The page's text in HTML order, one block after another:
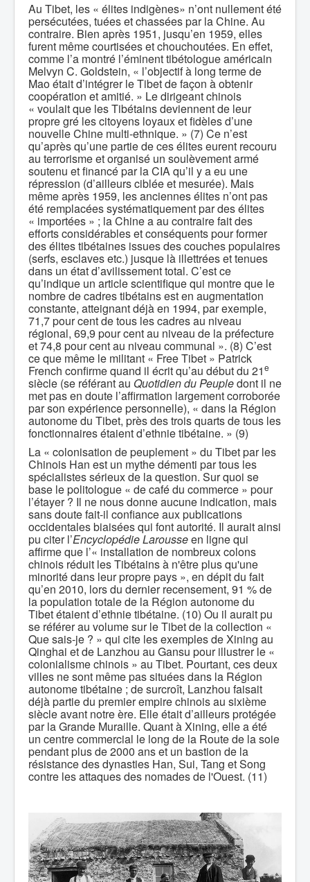
Au Tibet, les « élites indigènes» n’ont nullement été
persécutées, tuées et chassées par la Chine. Au
contraire. Bien après 1951, jusqu’en 1959, elles
furent même courtisées et chouchoutées. En effet,
comme l’a montré l’éminent tibétologue américain
Melvyn C. Goldstein, « l’objectif à long terme de
Mao était d’intégrer le Tibet de façon à obtenir
coopération et amitié. » Le dirigeant chinois
« voulait que les Tibétains deviennent de leur
propre gré les citoyens loyaux et fidèles d’une
nouvelle Chine multi-ethnique. » (7) Ce n’est
qu’après qu’une partie de ces élites eurent recouru
au terrorisme et organisé un soulèvement armé
soutenu et financé par la CIA qu’il y a eu une
répression (d’ailleurs ciblée et mesurée). Mais
même après 1959, les anciennes élites n’ont pas
été remplacées systématiquement par des élites
« importées » ; la Chine a au contraire fait des
efforts considérables et conséquents pour former
des élites tibétaines issues des couches populaires
(serfs, esclaves etc.) jusque là illettrées et tenues
dans un état d’avilissement total. C’est ce
qu’indique un article scientifique qui montre que le
nombre de cadres tibétains est en augmentation
constante, atteignant déjà en 1994, par exemple,
71,7 pour cent de tous les cadres au niveau
régional, 69,9 pour cent au niveau de la préfecture
et 74,8 pour cent au niveau communal ». (8) C’est
ce que même le militant « Free Tibet » Patrick
French confirme quand il écrit qu’au début du 21e
siècle (se référant au Quotidien du Peupledont il ne
met pas en doute l’affirmation largement corroborée
par son expérience personnelle), « dans la Région
autonome du Tibet, près des trois quarts de tous les
fonctionnaires étaient d’ethnie tibétaine. » (9)
La « colonisation de peuplement » du Tibet par les
Chinois Han est un mythe démenti par tous les
spécialistes sérieux de la question. Sur quoi se
base le politologue « de café du commerce » pour
l’étayer ? Il ne nous donne aucune indication, mais
sans doute fait-il confiance aux publications
occidentales biaisées qui font autorité. Il aurait ainsi
pu citer l’Encyclopédie Larousseen ligne qui
affirme que l’« installation de nombreux colons
chinois réduit les Tibétains à n'être plus qu'une
minorité dans leur propre pays », en dépit du fait
qu’en 2010, lors du dernier recensement, 91 % de
la population totale de la Région autonome du
Tibet étaient d’ethnie tibétaine. (10) Ou il aurait pu
se référer au volume sur le Tibet de la collection «
Que sais-je ? » qui cite les exemples de Xining au
Qinghai et de Lanzhou au Gansu pour illustrer le «
colonialisme chinois » au Tibet. Pourtant, ces deux
villes ne sont même pas situées dans la Région
autonome tibétaine ; de surcroît, Lanzhou faisait
déjà partie du premier empire chinois au sixième
siècle avant notre ère. Elle était d’ailleurs protégée
par la Grande Muraille. Quant à Xining, elle a été
un centre commercial le long de la Route de la soie
pendant plus de 2000 ans et un bastion de la
résistance des dynasties Han, Sui, Tang et Song
contre les attaques des nomades de l'Ouest. (11)